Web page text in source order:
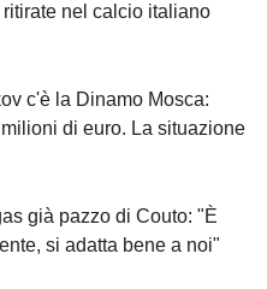
nel calcio italiano
c'è la Dinamo Mosca:
di euro. La situazione
già pazzo di Couto: "È
si adatta bene a noi"